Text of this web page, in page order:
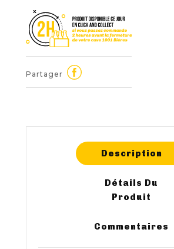
Partager
Description
Détails Du
Produit
Commentaires